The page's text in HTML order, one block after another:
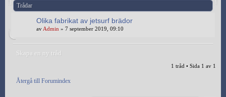
Trådar
Olika fabrikat av jetsurf brädor
av Admin » 7 september 2019, 09:10
Skapa en ny tråd
1 tråd • Sida 1 av 1
Återgå till Forumindex